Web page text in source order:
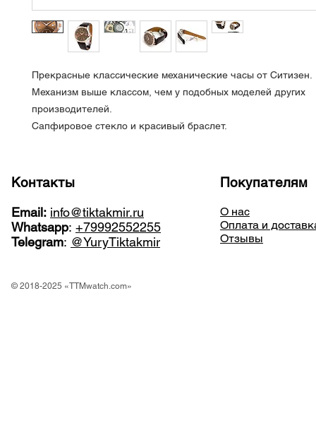
Прекрасные классические механические часы от Ситизен.
Механизм выше классом, чем у подобных моделей других
производителей.
Сапфировое стекло и красивый браслет.
Контакты
Email: info@tiktakmir.ru
Whatsapp: +79992552255
Telegram: @YuryTiktakmir
Покупателям
О нас
Оплата и
Отзывы
© 2018-2025 «TTMwatch.com»